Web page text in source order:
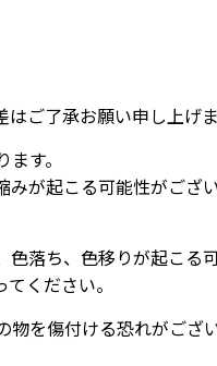
ご了承お願い申し上げま
す。
が起こる可能性がござ
落ち、色移りが起こる
ください。
を傷付ける恐れがござ